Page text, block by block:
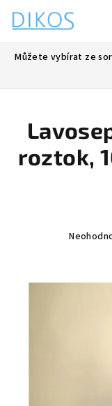
obsah
Můžete vybírat ze
roztok,
Průměrné